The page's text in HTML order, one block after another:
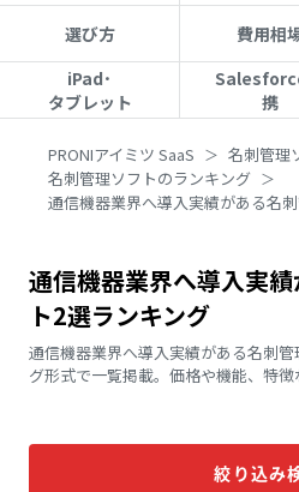
選び方 費用相
iPad･
タブレット
携
PRONIアイミツ SaaS
名刺管理
名刺管理ソフトのランキング
通信機器業界へ導入実績がある名
通信機器業界へ導入実
ト2選ランキング
通信機器業界へ導入実績がある名刺
グ形式で一覧掲載。価格や機能、特
絞り込み